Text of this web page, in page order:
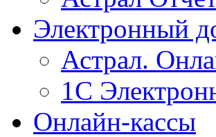
Электронный
Астрал.
1С
Онлайн-кассы